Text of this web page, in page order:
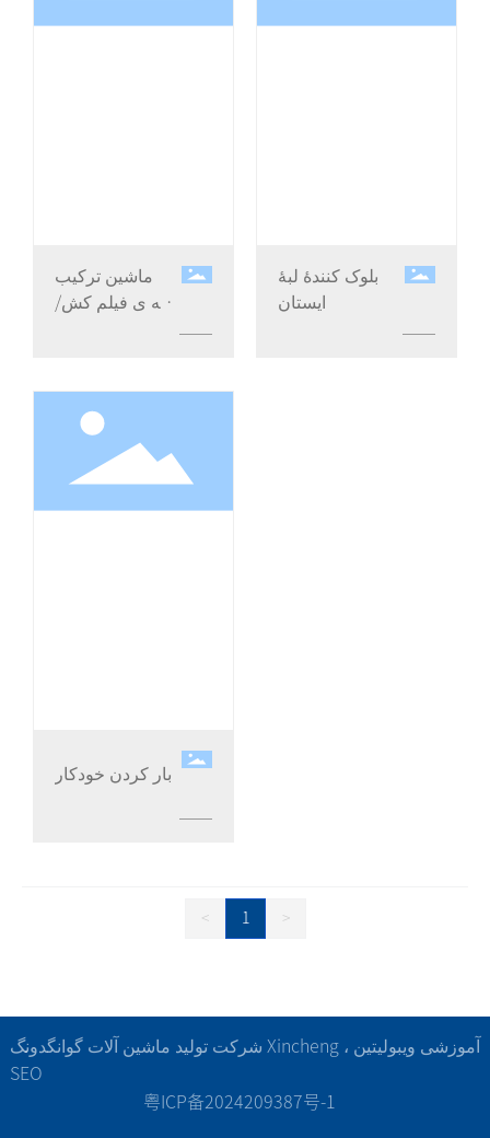
ماشین ترکیب
لبه ی فیلم کش/
بلوک کنندۀ لبۀ
ایستان
بار کردن خودکار
< 1 >
شرکت تولید ماشین آلات گوانگدونگ Xincheng ، آموزشی ویبولیتین
SEO
粤ICP备2024209387号-1